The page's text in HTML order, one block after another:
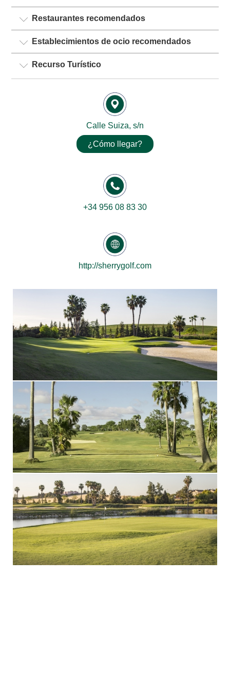
Restaurantes recomendados
Establecimientos de ocio recomendados
Recurso Turístico
Calle Suiza, s/n
¿Cómo llegar?
+34 956 08 83 30
http://sherrygolf.com